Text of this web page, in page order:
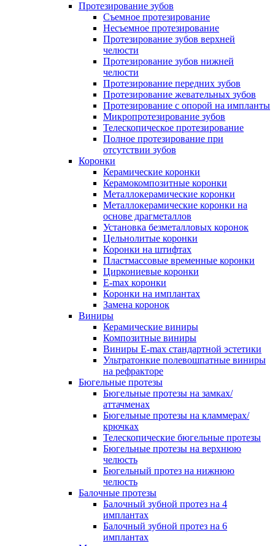
Протезирование зубов
Съемное протезирование
Несъемное протезирование
Протезирование зубов верхней
челюсти
Протезирование зубов нижней
челюсти
Протезирование передних зубов
Протезирование жевательных зубов
Протезирование с опорой на импланты
Микропротезирование зубов
Телескопическое протезирование
Полное протезирование при
отсутствии зубов
Коронки
Керамические коронки
Керамокомпозитные коронки
Металлокерамические коронки
Металлокерамические коронки на
основе драгметаллов
Установка безметалловых коронок
Цельнолитые коронки
Коронки на штифтах
Пластмассовые временные коронки
Циркониевые коронки
E-max коронки
Коронки на имплантах
Замена коронок
Виниры
Керамические виниры
Композитные виниры
Виниры E-max стандартной эстетики
Ультратонкие полевошпатные виниры
на рефракторе
Бюгельные протезы
Бюгельные протезы на замках/
аттачменах
Бюгельные протезы на кламмерах/
крючках
Телескопические бюгельные протезы
Бюгельные протезы на верхнюю
челюсть
Бюгельный протез на нижнюю
челюсть
Балочные протезы
Балочный зубной протез на 4
имплантах
Балочный зубной протез на 6
имплантах